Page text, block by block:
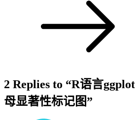
2 Replies to “R语言
母显著性标记图”